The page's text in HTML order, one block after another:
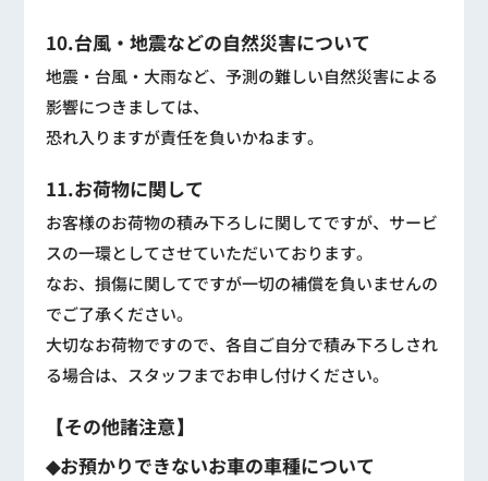
10.台風・地震などの自然災害について
地震・台風・大雨など、予測の難しい自然災害による
影響につきましては、
恐れ入りますが責任を負いかねます。
11.お荷物に関して
お客様のお荷物の積み下ろしに関してですが、サービ
スの一環としてさせていただいております。
なお、損傷に関してですが一切の補償を負いませんの
でご了承ください。
大切なお荷物ですので、各自ご自分で積み下ろしされ
る場合は、スタッフまでお申し付けください。
【その他諸注意】
◆お預かりできないお車の車種について